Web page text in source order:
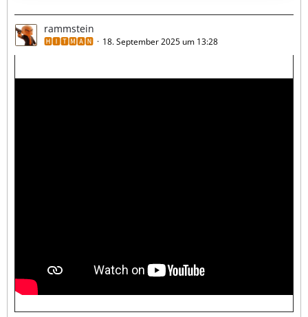
rammstein
🅷🅸🆃🅼🅰🅽 18. September 2025 um 13:28